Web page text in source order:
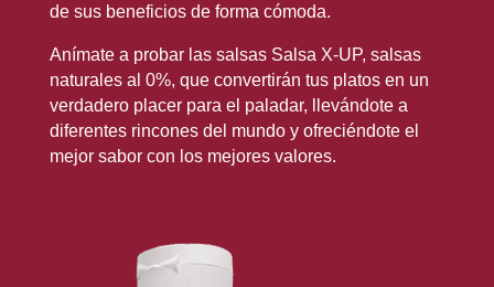
de sus beneficios de forma cómoda.
Anímate a probar las salsas Salsa X-UP, salsas
naturales al 0%, que convertirán tus platos en un
verdadero placer para el paladar, llevándote a
diferentes rincones del mundo y ofreciéndote el
mejor sabor con los mejores valores.